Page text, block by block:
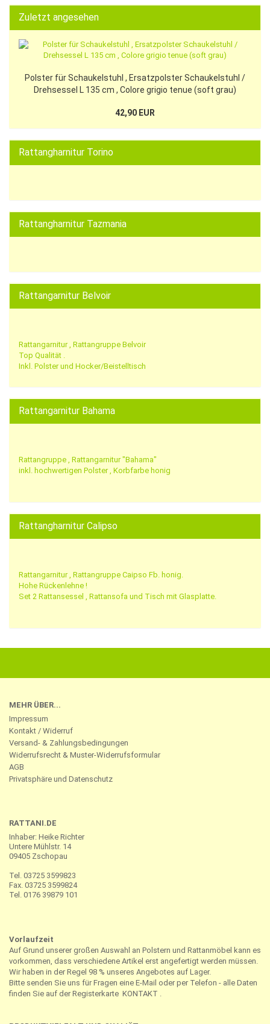
Zuletzt angesehen
Polster für Schaukelstuhl , Ersatzpolster Schaukelstuhl /
Drehsessel L 135 cm , Colore grigio tenue (soft grau)
42,90 EUR
Rattangharnitur Torino
Rattangharnitur Tazmania
Rattangarnitur Belvoir
Rattangarnitur , Rattangruppe Belvoir
Top Qualität .
Inkl. Polster und Hocker/Beistelltisch
Rattangarnitur Bahama
Rattangruppe , Rattangarnitur "Bahama"
inkl. hochwertigen Polster , Korbfarbe honig
Rattangharnitur Calipso
Rattangarnitur , Rattangruppe Caipso Fb. honig.
Hohe Rückenlehne !
Set 2 Rattansessel , Rattansofa und Tisch mit Glasplatte.
MEHR ÜBER...
Impressum
Kontakt / Widerruf
Versand- & Zahlungsbedingungen
Widerrufsrecht & Muster-Widerrufsformular
AGB
Privatsphäre und Datenschutz
RATTANI.DE
Inhaber: Heike Richter
Untere Mühlstr. 14
09405 Zschopau
Tel. 03725 3599823
Fax. 03725 3599824
Tel. 0176 39879 101
Vorlaufzeit
Auf Grund unserer großen Auswahl an Polstern und Rattanmöbel kann es
vorkommen, dass verschiedene Artikel erst angefertigt werden müssen.
Wir haben in der Regel 98 % unseres Angebotes auf Lager.
Bitte senden Sie uns für Fragen eine E-Mail oder per Telefon - alle Daten
finden Sie auf der Registerkarte KONTAKT .